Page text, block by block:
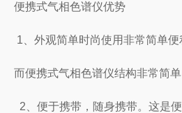
便携式气相色谱仪优势
1、外观简单时尚使用非常简单
而便携式气相色谱仪结构非常简
2、便于携带，随身携带。这是